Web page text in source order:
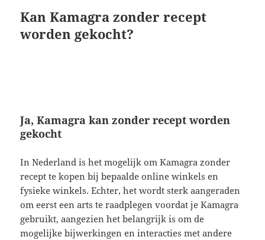
Kan Kamagra zonder recept
worden gekocht?
Ja, Kamagra kan zonder recept worden
gekocht
In Nederland is het mogelijk om Kamagra zonder
recept te kopen bij bepaalde online winkels en
fysieke winkels. Echter, het wordt sterk aangeraden
om eerst een arts te raadplegen voordat je Kamagra
gebruikt, aangezien het belangrijk is om de
mogelijke bijwerkingen en interacties met andere